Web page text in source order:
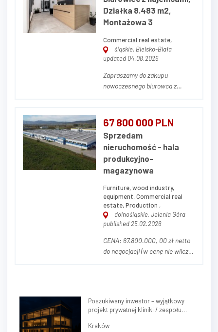
3.320 m² dzierżawione od
prywatnego właściciela z
możliwością prze...
Działka 8.483 m2,
Montażowa 3
Commercial real estate,
śląskie, Bielsko-Biała
updated 04.08.2026
Zapraszamy do zakupu
nowoczesnego biurowca z
Białej przy ul. Montażowej 3.
Cały kompleks położony jest na
działce o powierzchni 0,8483 ha
i składa się z 3 budynków:
Budynek główny, biurowy,...
67 800 000 PLN
Sprzedam
nieruchomość - hala
produkcyjno-
magazynowa
Furniture, wood industry,
equipment, Commercial real
estate, Production ,
dolnośląskie, Jelenia Góra
published 25.02.2026
CENA: 67.800.000, 00 zł netto
do negocjacji (w cenę nie wlicza
zorganizowany kompleks
przemysłowo-produkcyjny,
obejmujący halę produkcyjn...
Poszukiwany inwestor – wyjątkowy
projekt prywatnej kliniki / zespołu
(Krowodrza)
Kraków